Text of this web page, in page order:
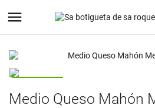

Medio Queso Mahón